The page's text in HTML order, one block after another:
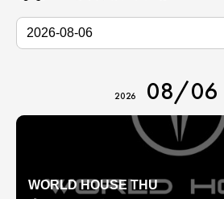
2026 08/06
WORLD HOUSE THU